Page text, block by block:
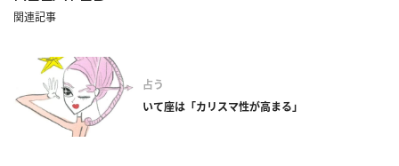
関連記事
占う
いて座は「カリスマ性が高まる」